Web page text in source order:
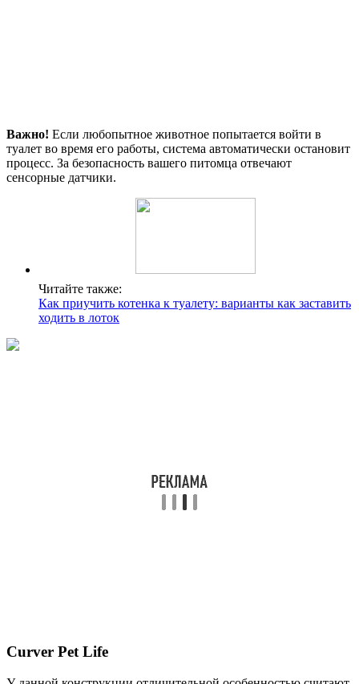
Важно! Если любопытное животное попытается войти в
туалет во время его работы, система автоматически остановит
процесс. За безопасность вашего питомца отвечают
сенсорные датчики.
Читайте также:
Как приучить котенка к туалету: варианты как заставить
ходить в лоток
Curver Pet Life